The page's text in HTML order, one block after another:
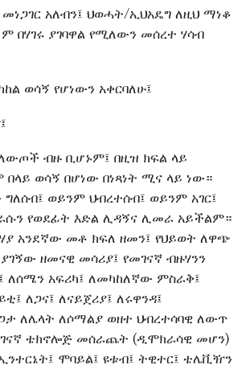
አለብን፤ ህወሓት/ኢህአዴግ ለዚህ ማነቆ
በሃገሩ ያገባዋል የሚለውን መሰረተ ሃሳብ
ወሳኝ የሆነውን አቀርባለሁ፤
ብዙ ቢሆኑም፤ በዚዝ ክፍል ላይ
ወሳኝ በሆነው በነጻነት ሚና ላይ ነው።
ግለሰብ፤ ወይንም ህብረተሰብ፤ ወይንም አገር፤
የወደፊት እድል ሊዳኝና ሊመራ አይችልም።
አንደኛው መቶ ክፍለ ዘመን፤ የህይወት ለዋጭ
ዘመናዊ መሳሪያ፤ የመገናኛ ብዙሃንን
ለሰሜን አፍሪካ፤ ለመካከለኛው ምስራቅ፤
ለጋና፤ ለናይጀሪያ፤ ለሩዋንዳ፤
ለሌላት ለሶማልያ ወዘተ ህብረተሳባዊ ለውጥ
ቴክኖሎጅ መሰራጨት (ዲሞክራሳዊ መሆን)
ሞባይል፤ ዩቱብ፤ ትዊተር፤ ቴሌቪዥን